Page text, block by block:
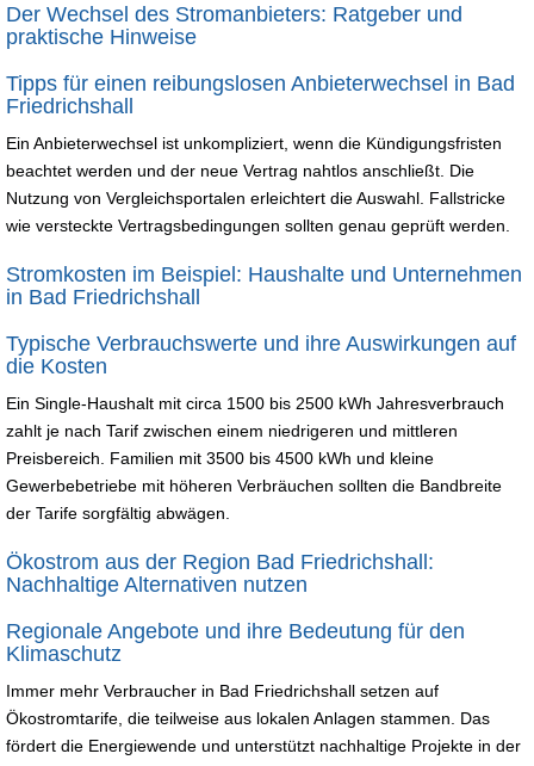
Der Wechsel des Stromanbieters: Ratgeber und
praktische Hinweise
Tipps für einen reibungslosen Anbieterwechsel in Bad
Friedrichshall
Ein Anbieterwechsel ist unkompliziert, wenn die Kündigungsfristen
beachtet werden und der neue Vertrag nahtlos anschließt. Die
Nutzung von Vergleichsportalen erleichtert die Auswahl. Fallstricke
wie versteckte Vertragsbedingungen sollten genau geprüft werden.
Stromkosten im Beispiel: Haushalte und Unternehmen
in Bad Friedrichshall
Typische Verbrauchswerte und ihre Auswirkungen auf
die Kosten
Ein Single-Haushalt mit circa 1500 bis 2500 kWh Jahresverbrauch
zahlt je nach Tarif zwischen einem niedrigeren und mittleren
Preisbereich. Familien mit 3500 bis 4500 kWh und kleine
Gewerbebetriebe mit höheren Verbräuchen sollten die Bandbreite
der Tarife sorgfältig abwägen.
Ökostrom aus der Region Bad Friedrichshall:
Nachhaltige Alternativen nutzen
Regionale Angebote und ihre Bedeutung für den
Klimaschutz
Immer mehr Verbraucher in Bad Friedrichshall setzen auf
Ökostromtarife, die teilweise aus lokalen Anlagen stammen. Das
fördert die Energiewende und unterstützt nachhaltige Projekte in der